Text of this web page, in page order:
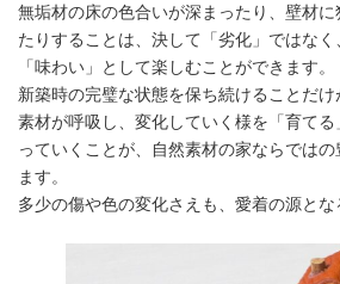
無垢材の床の色合いが深まったり、壁材に
たりすることは、決して「劣化」ではな
「味わい」として楽しむことができます。
新築時の完璧な状態を保ち続けることだけ
素材が呼吸し、変化していく様を「育て
っていくことが、自然素材の家ならでは
ます。
多少の傷や色の変化さえも、愛着の源とな